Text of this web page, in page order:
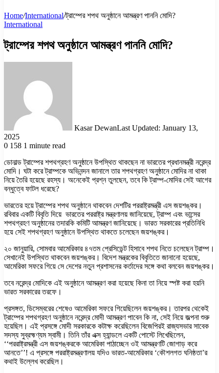
Home/International/ট্রাম্পের শপথ অনুষ্ঠানে আমন্ত্রণ পাননি মোদি?
International
ট্রাম্পের শপথ অনুষ্ঠানে আমন্ত্রণ পাননি মোদি?
Kasar DewanLast Updated: January 13,
2025
0 158 1 minute read
ডোনাল্ড ট্রাম্পের শপথগ্রহণ অনুষ্ঠানে উপস্থিত থাকছেন না ভারতের প্রধানমন্ত্রী নরেন্দ্র
মোদি। ঘটা করে ট্রাম্পকে অভিনন্দন জানালে তার শপথগ্রহণ অনুষ্ঠানে মোদির না থাকা
নিয়ে তৈরি হয়েছে রহস্য। অনেকেই প্রশ্ন তুলছেন, তবে কি ট্রাম্প-মোদির সেই আগের
বন্ধুত্বে ফাটল ধরেছে?
ভারতের হয়ে ট্রাম্পের শপথ অনুষ্ঠানে থাকবেন দেশটির পররাষ্ট্রমন্ত্রী এস জয়শঙ্কর।
রবিবার একটি বিবৃতি দিয়ে ভারতের পররাষ্ট্র মন্ত্রণালয় জানিয়েছে, ট্রাম্প এবং ভান্সের
শপথগ্রহণ অনুষ্ঠানের তদারকি কমিটি আমন্ত্রণ জানিয়েছে। ভারত সরকারের প্রতিনিধি
হয়ে সেই শপথগ্রহণ অনুষ্ঠানে উপস্থিত থাকতে চলেছেন জয়শঙ্কর।
২০ জানুয়ারি, সোমবার আমেরিকার ৪৭তম প্রেসিডেন্ট হিসাবে শপথ নিতে চলেছেন ট্রাম্প।
সেখানেই উপস্থিত থাকবেন জয়শঙ্কর। বিদেশ মন্ত্রকের বিবৃতিতে জানানো হয়েছে,
আমেরিকা সফরে গিয়ে সে দেশের নতুন প্রশাসনের কর্তাদের সঙ্গে কথা বলবেন জয়শঙ্কর।
তবে নরেন্দ্র মোদিকে এই অনুষ্ঠানে আমন্ত্রণ করা হয়েছে কিনা তা নিয়ে স্পষ্ট করা হয়নি
ভারত সরকারের তরফে।
প্রসঙ্গত, ডিসেম্বরের শেষেও আমেরিকা সফরে গিয়েছিলেন জয়শঙ্কর। তারপর থেকেই
ট্রাম্পের শপথগ্রহণ অনুষ্ঠানে নরেন্দ্র মোদী আমন্ত্রণ পাবেন কি না, সেই নিয়ে জল্পনা শুরু
হয়েছিল। এই প্রসঙ্গে মোদী সরকারকে কটাক্ষ করেছিলেন বিজেপিরই রাজ্যসভার সাবেক
সদস্য সুব্রহ্মণ্যম স্বামী। তিনি তাঁর এক্স হ্যান্ডলে একটি পোস্টে লিখেছিলেন,
‘‘পররাষ্ট্রমন্ত্রী এস জয়শঙ্করকে আমেরিকা পাঠাচ্ছেন ওই আমন্ত্রণটি জোগাড় করে
আনতে’’! এ প্রসঙ্গে পররাষ্ট্রমন্ত্রণালয় যদিও ভারত-আমেরিকার ‘কৌশলগত ঘনিষ্ঠতা’র
কথাই উল্লেখ করেছিল।